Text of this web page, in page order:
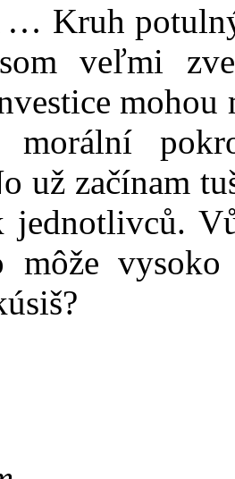
… Kruh
veľmi
už začínam
jednotlivců.
môže